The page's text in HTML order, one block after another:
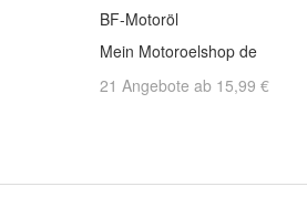
BF-Motoröl
Mein Motoroelshop de
21 Angebote ab 15,99 €